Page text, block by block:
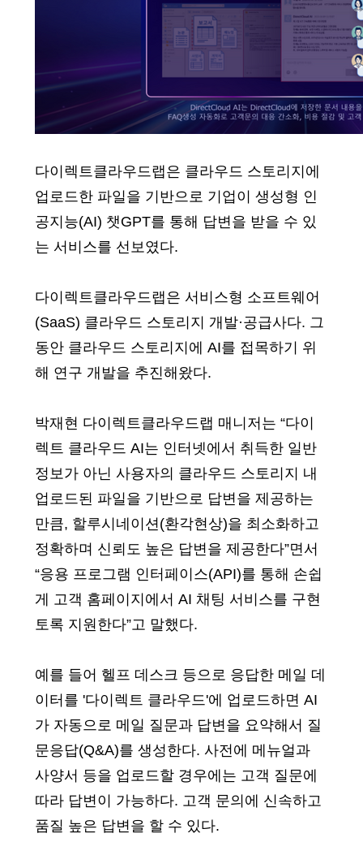
다이렉트클라우드랩은 클라우드 스토리지에
업로드한 파일을 기반으로 기업이 생성형 인
공지능(AI) 챗GPT를 통해 답변을 받을 수 있
는 서비스를 선보였다.
다이렉트클라우드랩은 서비스형 소프트웨어
(SaaS) 클라우드 스토리지 개발·공급사다. 그
동안 클라우드 스토리지에 AI를 접목하기 위
해 연구 개발을 추진해왔다.
박재현 다이렉트클라우드랩 매니저는 “다이
렉트 클라우드 AI는 인터넷에서 취득한 일반
정보가 아닌 사용자의 클라우드 스토리지 내
업로드된 파일을 기반으로 답변을 제공하는
만큼, 할루시네이션(환각현상)을 최소화하고
정확하며 신뢰도 높은 답변을 제공한다”면서
“응용 프로그램 인터페이스(API)를 통해 손쉽
게 고객 홈페이지에서 AI 채팅 서비스를 구현
토록 지원한다”고 말했다.
예를 들어 헬프 데스크 등으로 응답한 메일 데
이터를 '다이렉트 클라우드'에 업로드하면 AI
가 자동으로 메일 질문과 답변을 요약해서 질
문응답(Q&A)를 생성한다. 사전에 메뉴얼과
사양서 등을 업로드할 경우에는 고객 질문에
따라 답변이 가능하다. 고객 문의에 신속하고
품질 높은 답변을 할 수 있다.